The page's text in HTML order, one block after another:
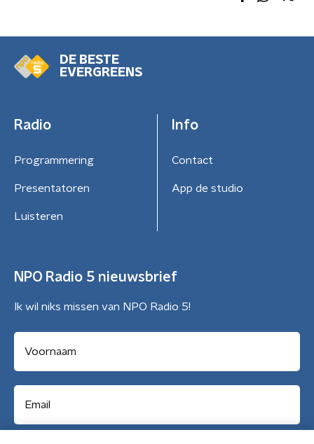
DE BESTE
EVERGREENS
Radio
Programmering
Presentatoren
Luisteren
Info
Contact
App de studio
NPO Radio 5 nieuwsbrief
Ik wil niks missen van NPO Radio 5!